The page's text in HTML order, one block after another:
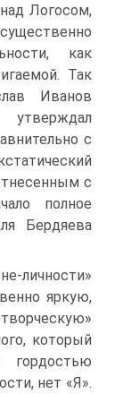
Логосом,
как
Так
Иванов
с
с
полное
Бердяева
яркую,
который
нет «Я».